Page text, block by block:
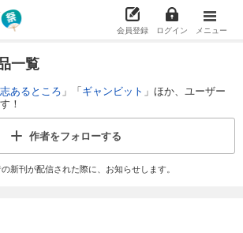
会員登録 ログイン メニュー
一覧
あるところ 」「ギャンビット 」ほか、ユーザー
！
作者をフォローする
新刊が配信された際に、お知らせします。